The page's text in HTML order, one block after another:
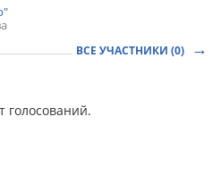
ВСЕ УЧАСТНИКИ (0)
голосований.